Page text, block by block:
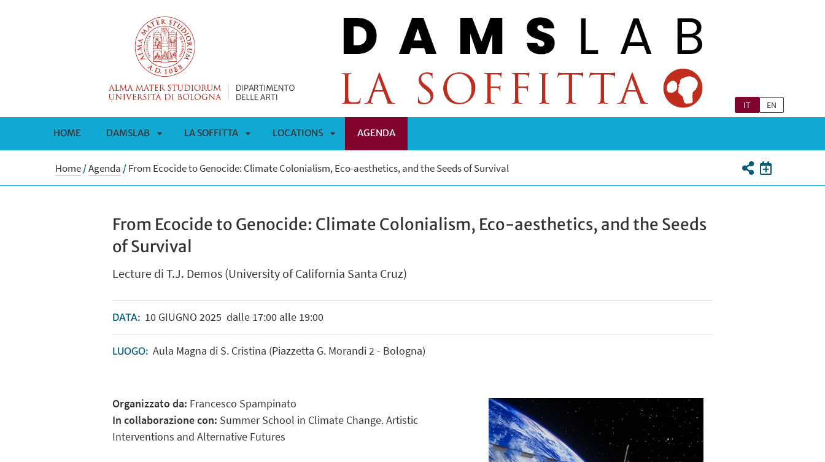
IT EN
HOME DAMSLAB
APRI
LA SOFFITTA
APRI
LOCATIONS
APRI
AGENDA
Home/Agenda /From Ecocide to Genocide: Climate Colonialism, Eco-aesthetics, and the Seeds of Survival
From Ecocide to Genocide: Climate Colonialism, Eco-aesthetics, and the Seeds
of Survival
Lecture di T.J. Demos (University of California Santa Cruz)
DATA: 10GIUGNO 2025 dalle 17:00 alle 19:00
LUOGO: Aula Magna di S. Cristina (Piazzetta G. Morandi 2 - Bologna)
Organizzato da: Francesco Spampinato
In collaborazione con: Summer School in Climate Change. Artistic
Interventions and Alternative Futures